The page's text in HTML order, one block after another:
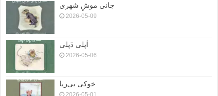
جانی موشِ شهری
2026-05-09
اَپلی دَپلی
2026-05-06
خوکی بی‌ریا